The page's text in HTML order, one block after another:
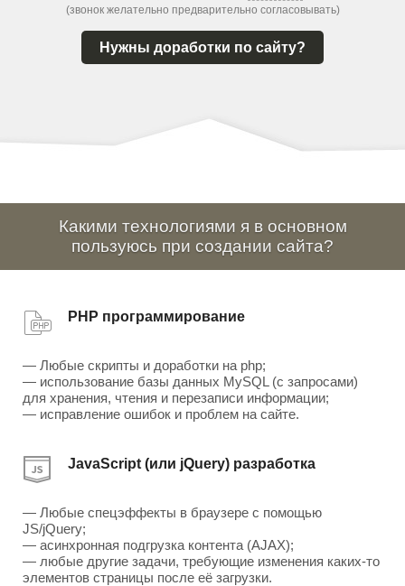
Тел.:+7 (932) ***-**-**-показать
Нужны доработки по сайту?
Какими технологиями я в основном
— Любые скрипты и доработки на php;
— использование базы данных MySQL (с запросами)
для хранения, чтения и перезаписи информации;
— Любые спецэффекты в браузере с помощью
JS/jQuery;
— асинхронная подгрузка контента (AJAX);
— любые другие задачи, требующие изменения каких-то